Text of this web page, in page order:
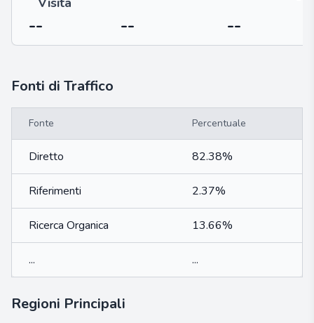
-- -- --
Fonti di Traffico
Fonte Percentuale
Diretto 82.38%
Riferimenti 2.37%
Ricerca Organica 13.66%
... ...
Regioni Principali